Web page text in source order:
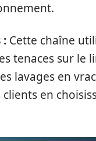
: Cette chaîne
tenaces sur le
lavages en
en